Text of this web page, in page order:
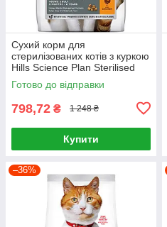
Сухий корм для
стерилізованих котів з куркою
Hills Science Plan Sterilised
Cat Young Adult Chicken 1,5кг
Готово до відправки
798,72 ₴ 1 248 ₴
Купити
–36%